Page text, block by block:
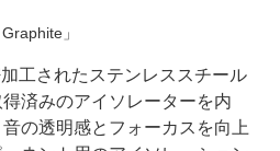
」
工されたステンレススチール
済みのアイソレーターを内
の透明感とフォーカスを向上